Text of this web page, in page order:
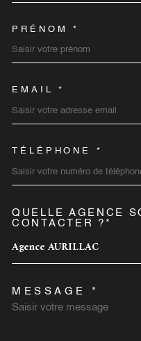
PRÉNOM *
EMAIL *
TÉLÉPHONE *
QUELLE AGENCE
CONTACTER ?*
Agence AURILLAC
MESSAGE *